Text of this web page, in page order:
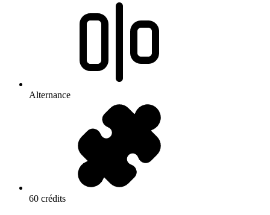
Alternance
60 crédits